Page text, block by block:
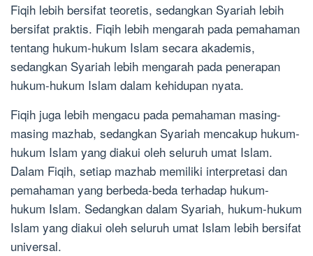
Fiqih lebih bersifat teoretis, sedangkan Syariah lebih
bersifat praktis. Fiqih lebih mengarah pada pemahaman
tentang hukum-hukum Islam secara akademis,
sedangkan Syariah lebih mengarah pada penerapan
hukum-hukum Islam dalam kehidupan nyata.
Fiqih juga lebih mengacu pada pemahaman masing-
masing mazhab, sedangkan Syariah mencakup hukum-
hukum Islam yang diakui oleh seluruh umat Islam.
Dalam Fiqih, setiap mazhab memiliki interpretasi dan
pemahaman yang berbeda-beda terhadap hukum-
hukum Islam. Sedangkan dalam Syariah, hukum-hukum
Islam yang diakui oleh seluruh umat Islam lebih bersifat
universal.